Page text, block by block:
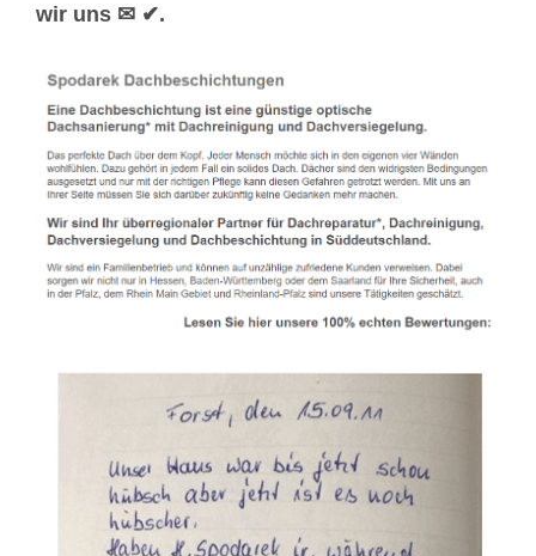
wir uns ✉ ✔.